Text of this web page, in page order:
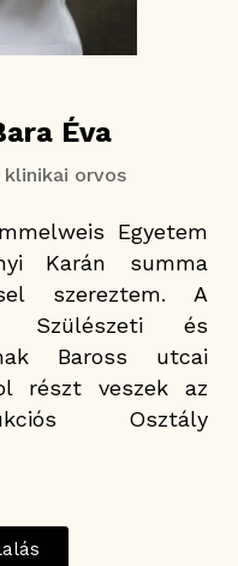
Éva
klinikai orvos
Egyetem
Karán summa
szereztem. A
Szülészeti és
Baross utcai
részt veszek az
Osztály